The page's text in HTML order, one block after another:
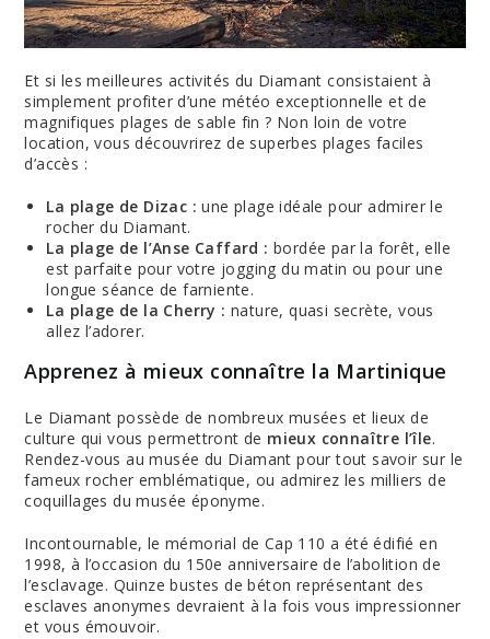
Et si les meilleures activités du Diamant consistaient à
simplement profiter d’une météo exceptionnelle et de
magnifiques plages de sable fin ? Non loin de votre
location, vous découvrirez de superbes plages faciles
d’accès :
La plage de Dizac : une plage idéale pour admirer le
rocher du Diamant.
La plage de l’Anse Caffard : bordée par la forêt, elle
est parfaite pour votre jogging du matin ou pour une
longue séance de farniente.
La plage de la Cherry : nature, quasi secrète, vous
allez l’adorer.
Apprenez à mieux connaître la Martinique
Le Diamant possède de nombreux musées et lieux de
culture qui vous permettront de mieux connaître l’île.
Rendez-vous au musée du Diamant pour tout savoir sur le
fameux rocher emblématique, ou admirez les milliers de
coquillages du musée éponyme.
Incontournable, le mémorial de Cap 110 a été édifié en
1998, à l’occasion du 150e anniversaire de l’abolition de
l’esclavage. Quinze bustes de béton représentant des
esclaves anonymes devraient à la fois vous impressionner
et vous émouvoir.